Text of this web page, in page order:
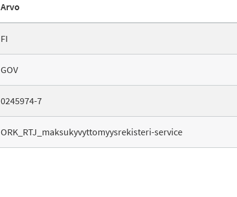
Arvo
FI
GOV
0245974-7
ORK_RTJ_maksukyvyttomyysrekisteri-service